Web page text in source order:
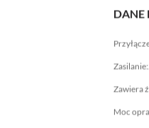
DANE
Zasilanie:
Zawiera
Moc